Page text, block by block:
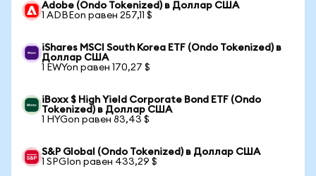
Adobe (Ondo Tokenized) в Доллар США
1 ADBEon равен 257,11 $
iShares MSCI South Korea ETF (Ondo Tokenized) в
Доллар США
1 EWYon равен 170,27 $
iBoxx $ High Yield Corporate Bond ETF (Ondo
Tokenized) в Доллар США
1 HYGon равен 83,43 $
S&P Global (Ondo Tokenized) в Доллар США
1 SPGIon равен 433,29 $